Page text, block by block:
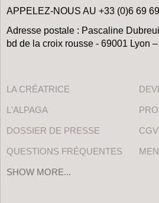
APPELEZ-NOUS AU +33 (0)6 69
Adresse postale : Pascaline
bd de la croix rousse - 69001 Lyon
LA CRÉATRICE
L'ALPAGA
DOSSIER DE PRESSE
QUESTIONS FRÉQUENTES
SHOW MORE...
CGV